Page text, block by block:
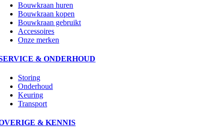
Bouwkraan huren
Bouwkraan kopen
Bouwkraan gebruikt
Accessoires
Onze merken
& ONDERHOUD
Storing
Onderhoud
Keuring
Transport
& KENNIS